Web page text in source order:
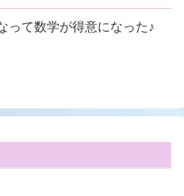
って数学が得意になった♪